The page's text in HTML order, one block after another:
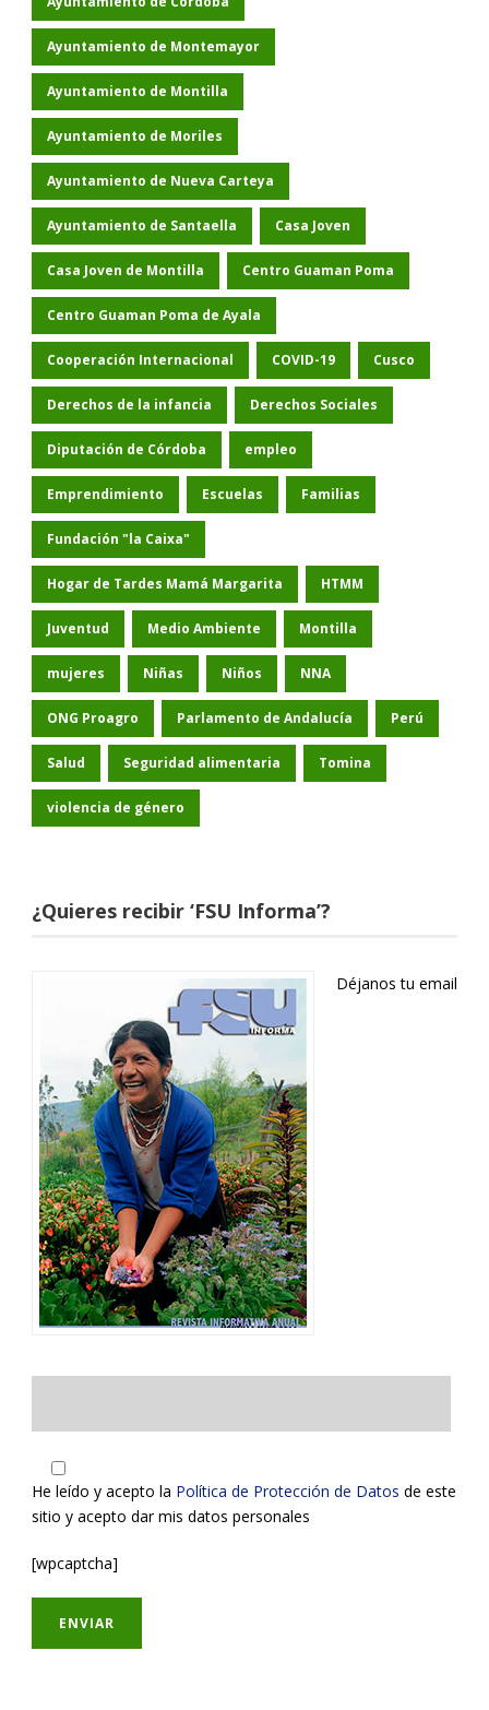
Ayuntamiento de Montemayor
Ayuntamiento de Montilla
Ayuntamiento de Moriles
Ayuntamiento de Nueva Carteya
Ayuntamiento de Santaella Casa Joven
Casa Joven de Montilla Centro Guaman Poma
Centro Guaman Poma de Ayala
Cooperación Internacional COVID-19 Cusco
Derechos de la infancia Derechos Sociales
Diputación de Córdoba empleo
Emprendimiento Escuelas Familias
Fundación "la Caixa"
Hogar de Tardes Mamá Margarita HTMM
Juventud Medio Ambiente Montilla
mujeres Niñas Niños NNA
ONG Proagro Parlamento de Andalucía Perú
Salud Seguridad alimentaria Tomina
violencia de género
¿Quieres recibir ‘FSU Informa’?
Déjanos tu email
He leído y acepto la Política de Protección de Datos de este
sitio y acepto dar mis datos personales
[wpcaptcha]